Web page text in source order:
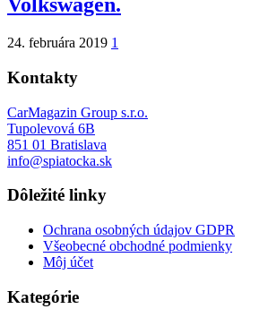
Volkswagen.
24. februára 2019 1
Kontakty
CarMagazin Group s.r.o.
Tupolevová 6B
851 01 Bratislava
info@spiatocka.sk
Dôležité linky
Ochrana osobných údajov GDPR
Všeobecné obchodné podmienky
Môj účet
Kategórie